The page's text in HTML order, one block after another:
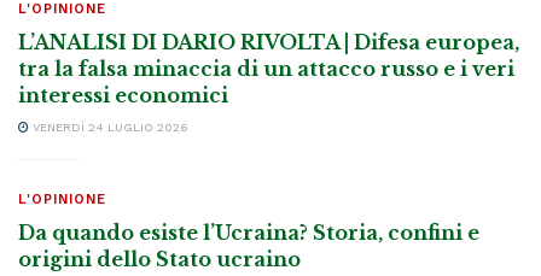
L'OPINIONE
L’ANALISI DI DARIO RIVOLTA | Difesa europea,
tra la falsa minaccia di un attacco russo e i veri
interessi economici
VENERDÌ 24 LUGLIO 2026
L'OPINIONE
Da quando esiste l’Ucraina? Storia, confini e
origini dello Stato ucraino